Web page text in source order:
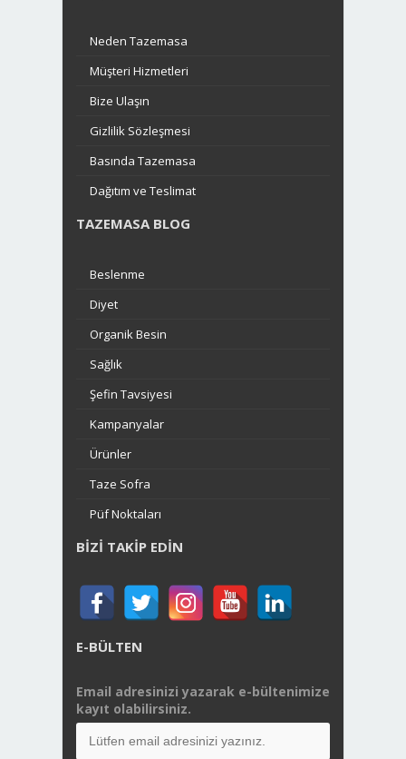
Neden Tazemasa
Müşteri Hizmetleri
Bize Ulaşın
Gizlilik Sözleşmesi
Basında Tazemasa
Dağıtım ve Teslimat
TAZEMASA BLOG
Beslenme
Diyet
Organik Besin
Sağlık
Şefin Tavsiyesi
Kampanyalar
Ürünler
Taze Sofra
Püf Noktaları
BIZI TAKIP EDIN
E-BÜLTEN
Email adresinizi yazarak e-bültenimize
kayıt olabilirsiniz.